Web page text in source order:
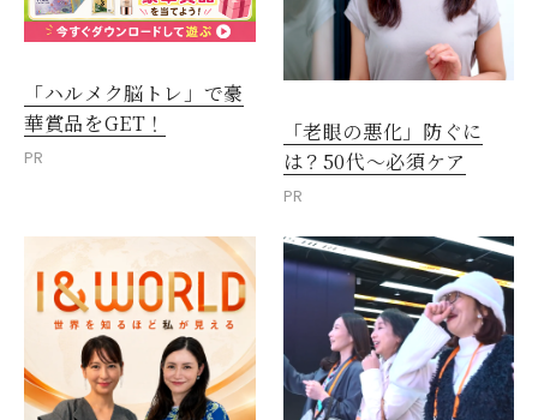
「ハルメク脳トレ」で豪
華賞品をGET！
PR
「老眼の悪化」防ぐに
は？50代～必須ケア
PR